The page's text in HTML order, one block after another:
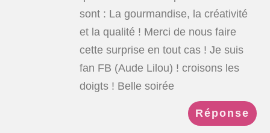
sont : La gourmandise, la créativité
et la qualité ! Merci de nous faire
cette surprise en tout cas ! Je suis
fan FB (Aude Lilou) ! croisons les
doigts ! Belle soirée
Réponse